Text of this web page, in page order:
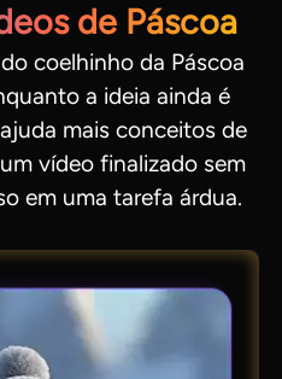
de Páscoa
coelhinho da Páscoa
a ideia ainda é
mais conceitos de
vídeo finalizado sem
em uma tarefa árdua.